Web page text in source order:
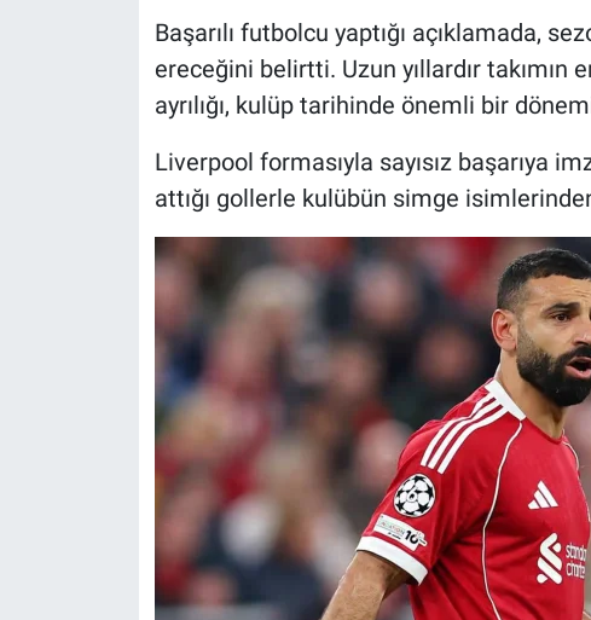
Başarılı futbolcu yaptığı açıklamada,
ereceğini belirtti. Uzun yıllardır takımın
ayrılığı, kulüp tarihinde önemli bir
Liverpool formasıyla sayısız başarıya
attığı gollerle kulübün simge
Bilim, Teknoloji